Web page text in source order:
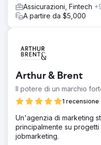
Assicurazioni, Fintech
A partire da $5,000
Arthur & Brent
Il potere di un marchio
1 recensione
Un'agenzia di marketing
principalmente su
jobmarketing.